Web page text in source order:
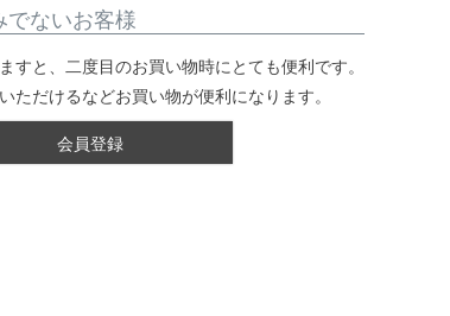
でないお客様
すと、二度目のお買い物時にとても便利です。
ただけるなどお買い物が便利になります。
会員登録